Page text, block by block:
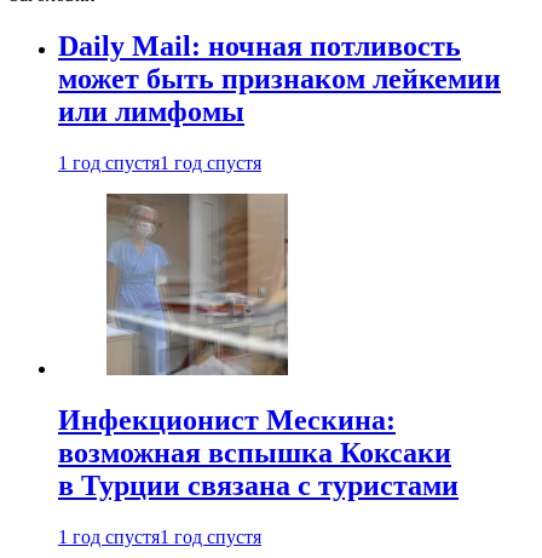
Daily Mail: ночная потливость
может быть признаком лейкемии
или лимфомы
1 год спустя1 год спустя
Инфекционист Мескина:
возможная вспышка Коксаки
в Турции связана с туристами
1 год спустя1 год спустя